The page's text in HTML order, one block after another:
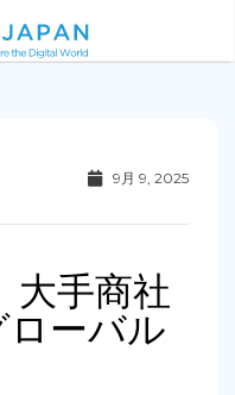
9月 9, 2025
手商社
ーバル